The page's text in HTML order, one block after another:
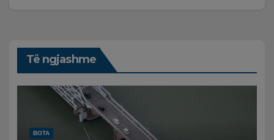
Të ngjashme
BOTA